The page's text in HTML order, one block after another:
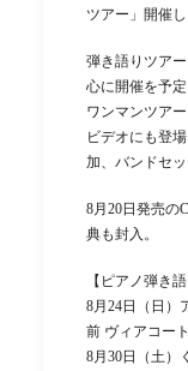
ツアー」開催し
弾き語りツア
心に開催を予定
ワンマンツア
ビデオにも登
加、バンドセ
8月20日発売の
典も封入。
【ピアノ弾き
8月24日（日
前 ヴィアコート
8月30日（土